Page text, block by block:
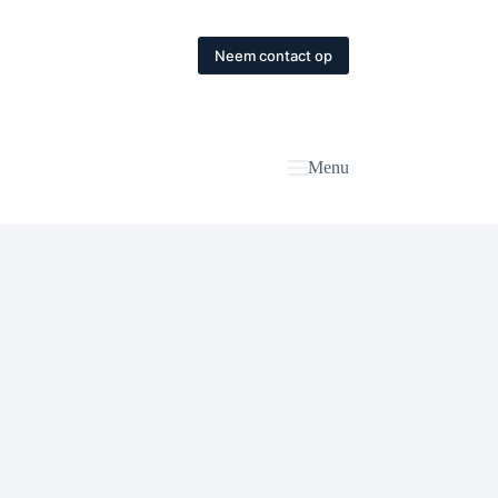
Neem contact op
Menu